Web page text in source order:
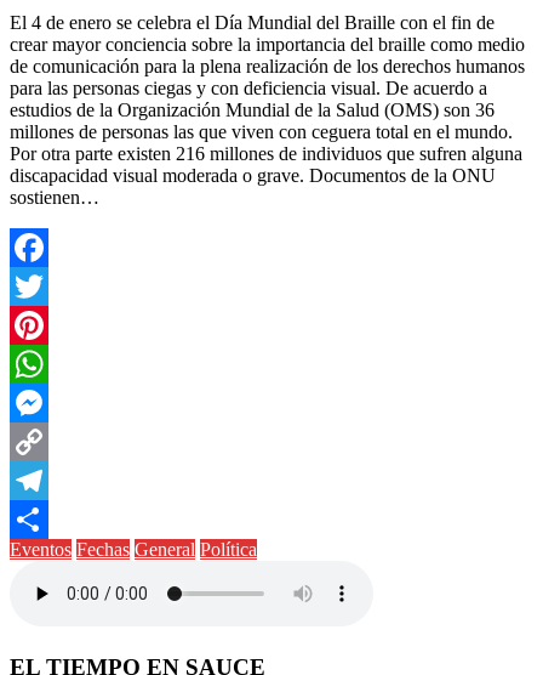
El 4 de enero se celebra el Día Mundial del Braille con el fin de
crear mayor conciencia sobre la importancia del braille como medio
de comunicación para la plena realización de los derechos humanos
para las personas ciegas y con deficiencia visual. De acuerdo a
estudios de la Organización Mundial de la Salud (OMS) son 36
millones de personas las que viven con ceguera total en el mundo.
Por otra parte existen 216 millones de individuos que sufren alguna
discapacidad visual moderada o grave. Documentos de la ONU
sostienen…
Facebook
Twitter
Pinterest
WhatsApp
Messenger
Copy
Link
Telegram
Compartir
Eventos Fechas General Política
EL TIEMPO EN SAUCE